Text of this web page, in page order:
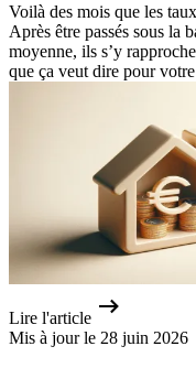
Voilà des mois que les
Après être passés sous la
moyenne, ils s’y
que ça veut dire pour
Lire l'article
Mis à jour le 28 juin 2026